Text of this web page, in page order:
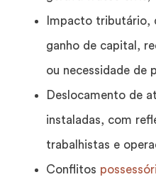
Impacto tributário,
ganho de capital,
ou necessidade de
Deslocamento de
instaladas, com
trabalhistas e
Conflitos